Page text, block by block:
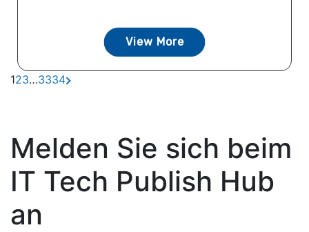
View More
123…3334
Melden Sie sich beim
IT Tech Publish Hub
an